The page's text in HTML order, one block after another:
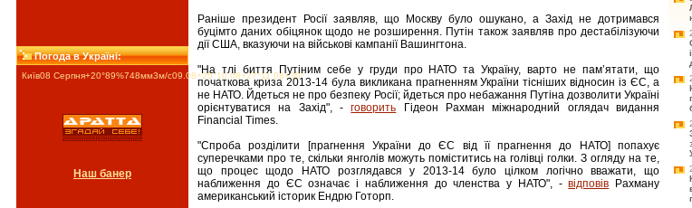
Погода в Україні:
Київ08 Серпня+20°89%748мм3м/c09.08+25°10.08+27°11.08+30°
Наш банер
Раніше президент Росії заявляв, що Москву було ошукано, а Захід не дотримався
буцімто даних обіцянок щодо не розширення. Путін також заявляв про дестабілізуючи
дії США, вказуючи на військові кампанії Вашингтона.
"На тлі биття Путіним себе у груди про НАТО та Україну, варто не пам’ятати, що
початкова криза 2013-14 була викликана прагненням України тісніших відносин із ЄС, а
не НАТО. Йдеться не про безпеку Росії; йдеться про небажання Путіна дозволити Україні
орієнтуватися на Захід", -говорить Гідеон Рахман міжнародний оглядач видання
Financial Times.
"Спроба розділити [прагнення України до ЄС від її прагнення до НАТО] попахує
суперечками про те, скільки янголів можуть поміститись на голівці голки. З огляду на те,
що процес щодо НАТО розглядався у 2013-14 було цілком логічно вважати, що
наближення до ЄС означає і наближення до членства у НАТО", -відповів Рахману
американський історик Ендрю Готорп.